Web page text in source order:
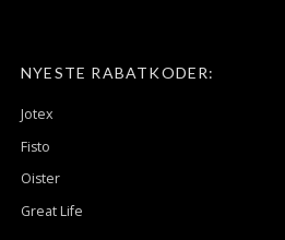
NYESTE RABATKODER:
Jotex
Fisto
Oister
Great Life